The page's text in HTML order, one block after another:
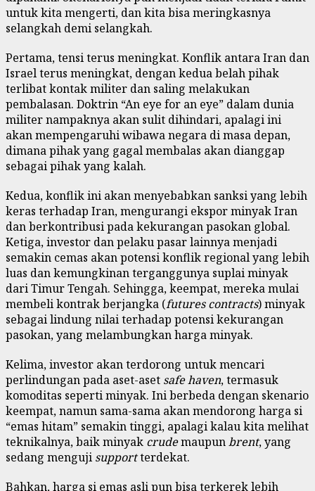
untuk kita mengerti, dan kita bisa meringkasnya
selangkah demi selangkah.
Pertama, tensi terus meningkat. Konflik antara Iran dan
Israel terus meningkat, dengan kedua belah pihak
terlibat kontak militer dan saling melakukan
pembalasan. Doktrin “An eye for an eye” dalam dunia
militer nampaknya akan sulit dihindari, apalagi ini
akan mempengaruhi wibawa negara di masa depan,
dimana pihak yang gagal membalas akan dianggap
sebagai pihak yang kalah.
Kedua, konflik ini akan menyebabkan sanksi yang lebih
keras terhadap Iran, mengurangi ekspor minyak Iran
dan berkontribusi pada kekurangan pasokan global.
Ketiga, investor dan pelaku pasar lainnya menjadi
semakin cemas akan potensi konflik regional yang lebih
luas dan kemungkinan terganggunya suplai minyak
dari Timur Tengah. Sehingga, keempat, mereka mulai
membeli kontrak berjangka (futures contracts) minyak
sebagai lindung nilai terhadap potensi kekurangan
pasokan, yang melambungkan harga minyak.
Kelima, investor akan terdorong untuk mencari
perlindungan pada aset-aset safe haven, termasuk
komoditas seperti minyak. Ini berbeda dengan skenario
keempat, namun sama-sama akan mendorong harga si
“emas hitam” semakin tinggi, apalagi kalau kita melihat
teknikalnya, baik minyak crudemaupunbrent, yang
sedang menguji supportterdekat.
Bahkan, harga si emas asli pun bisa terkerek lebih